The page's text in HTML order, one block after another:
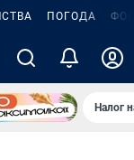
ПОГОДА
Налог